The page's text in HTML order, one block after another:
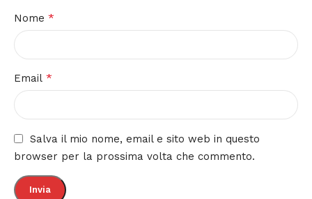
Nome *
Email *
Salva il mio nome, email e sito web in questo
browser per la prossima volta che commento.